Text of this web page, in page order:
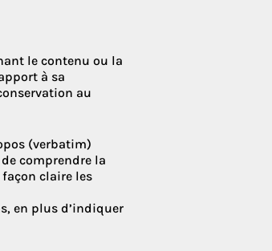
le contenu ou la
à sa
au
(verbatim)
comprendre la
claire les
en plus d’indiquer